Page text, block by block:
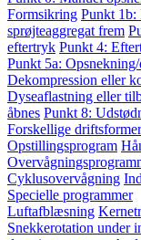
Formsikring Punkt
sprøjteaggregat frem
eftertryk Punkt 4:
Punkt 5a:
Dekompression eller
Dyseaflastning eller
åbnes Punkt 8:
Forskellige
Opstillingsprogram
Cyklusovervågning
Specielle programmer
Luftafblæsning
Snekkerotation under